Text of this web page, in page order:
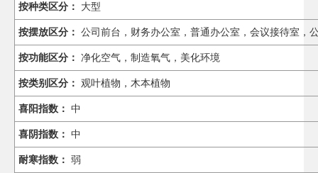
按种类区分： 大型
按摆放区分： 公司前台，财务办公室，普通办公室，会议接待室，
按功能区分： 净化空气，制造氧气，美化环境
按类别区分： 观叶植物，木本植物
喜阳指数： 中
喜阴指数： 中
耐寒指数： 弱